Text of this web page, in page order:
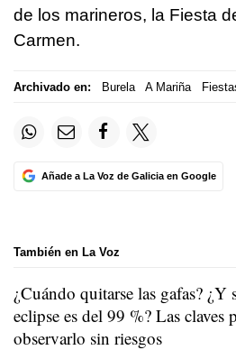
de los marineros, la Fiesta
Carmen.
Archivado en: Burela A Mariña
Añade a La Voz de Galicia en Google
También en La Voz
¿Cuándo quitarse las gafas? ¿Y
eclipse es del 99 %? Las claves
observarlo sin riesgos